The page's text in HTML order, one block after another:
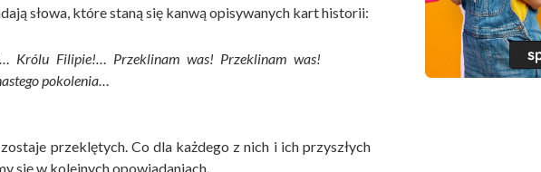
słowa, które staną się kanwą opisywanych kart historii:
Królu Filipie!… Przeklinam was! Przeklinam was!
pokolenia…
przeklętych. Co dla każdego z nich i ich przyszłych
się w kolejnych opowiadaniach.